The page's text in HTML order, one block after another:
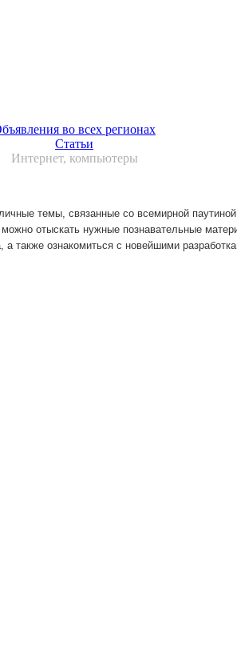
во всех регионах
Статьи
Интернет, компьютеры
темы, связанные со всемирной
отыскать нужные познавательные
также ознакомиться с новейшими